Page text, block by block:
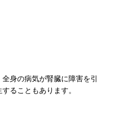
身の病気が腎臓に障害を引
ることもあります。